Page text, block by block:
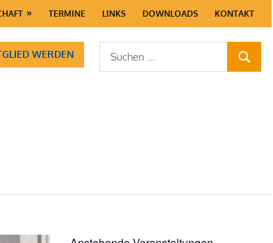
TERMINE LINKS DOWNLOADS KONTAKT
Suchen
nach:
WERDEN